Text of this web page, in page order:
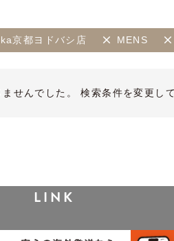
京都ヨドバシ店 MENS
せんでした。 検索条件を変更し
LINK